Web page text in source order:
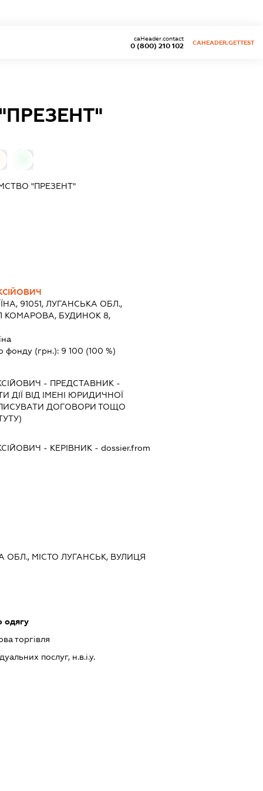
0 (800) 210 102
caHeader.contact
CAHEADER.GETTEST
"ПРЕЗЕНТ"
91051, ЛУГАНСЬКА ОБЛ.,
КОМАРОВА, БУДИНОК 8,
фонду (грн.): 9 100 (100 %)
- ПРЕДСТАВНИК -
ДІЇ ВІД ІМЕНІ ЮРИДИЧНОЇ
ДОГОВОРИ ТОЩО
- КЕРІВНИК - dossier.from
ОБЛ., МІСТО ЛУГАНСЬК, ВУЛИЦЯ
одягу
торгівля
послуг, н.в.і.у.